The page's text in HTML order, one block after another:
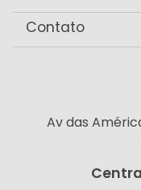
Contato
Av das